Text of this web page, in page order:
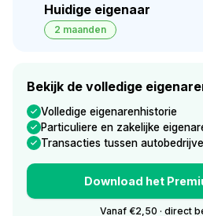
Huidige eigenaar
2 maanden
Bekijk de volledige
Volledige eigenarenhistorie
Particuliere en zakelijke
Transacties tussen
Download het
Vanaf €2,50 · direct